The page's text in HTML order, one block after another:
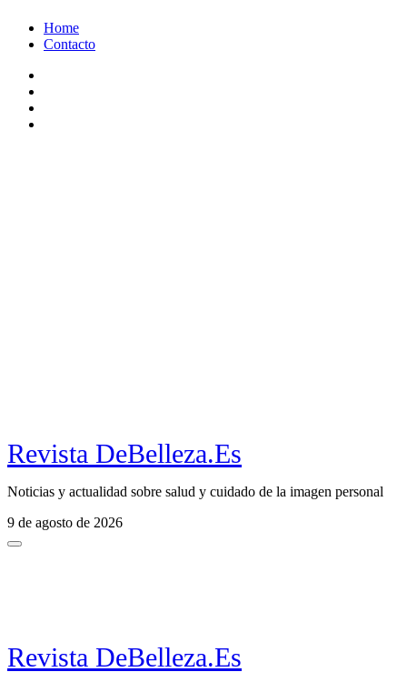
Home
Contacto
Revista DeBelleza.Es
Noticias y actualidad sobre salud y cuidado de la imagen personal
9 de agosto de 2026
Revista DeBelleza.Es